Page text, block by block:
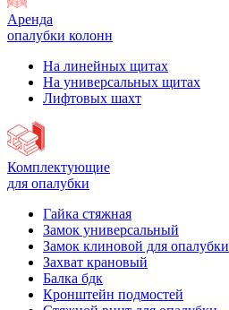
Аренда
опалубки колонн
На линейных щитах
На универсальных щитах
Лифтовых шахт
Комплектующие
для опалубки
Гайка стяжная
Замок универсальный
Замок клиновой для опалубки
Захват крановый
Балка бдк
Кронштейн подмостей